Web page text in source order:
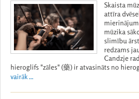
Skaista
attīra
mūzika
slimību
redzams
Candzje
hieroglifs "zāles" (藥) ir atvasināts no
vairāk ...